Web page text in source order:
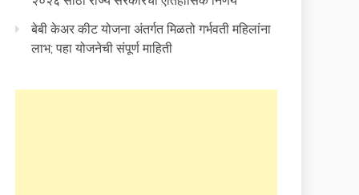
बेबी केअर कीट योजना अंतर्गत मिळतो गर्भवती महिलांना
लाभ; पहा योजनेची संपूर्ण माहिती